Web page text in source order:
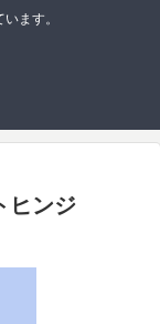
ます。
ヒンジ